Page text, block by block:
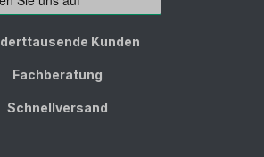
Kunden
Fachberatung
Schnellversand